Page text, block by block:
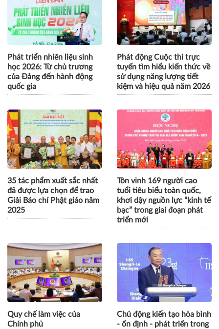
Phát triển nhiên liệu sinh
học 2026: Từ chủ trương
của Đảng đến hành động
quốc gia
Phát động Cuộc thi trực
tuyến tìm hiểu kiến thức về
sử dụng năng lượng tiết
kiệm và hiệu quả năm 2026
35 tác phẩm xuất sắc nhất
đã được lựa chọn để trao
Giải Báo chí Phật giáo năm
2025
Tôn vinh 169 người cao
tuổi tiêu biểu toàn quốc,
khơi dậy nguồn lực “kinh tế
bạc” trong giai đoạn phát
triển mới
Quy chế làm việc của
Chính phủ
Chủ động kiến tạo hòa bình
- ổn định - phát triển trong